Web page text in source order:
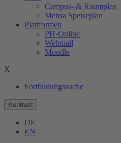
Campus- & Raumplan
Mensa Speiseplan
Plattformen
PH-Online
Webmail
Moodle
X
Fortbildungssuche
Kontrast
DE
EN